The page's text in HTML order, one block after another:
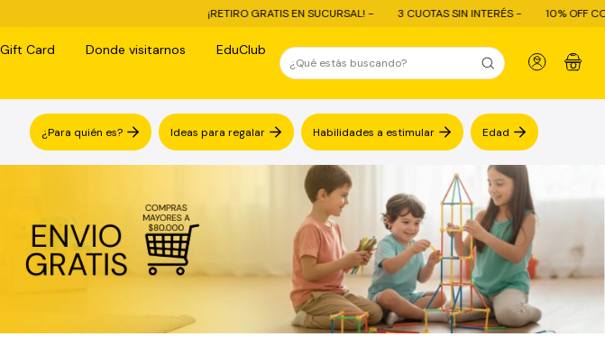
¡RETIRO GRATIS EN SUCURSAL! - 3 CUOTAS SIN INTERÉS - 10% OFF CON TRANSFERENCIA -
Gift Card Donde visitarnos
EduClub
0
¿Para quién es? Ideas para regalar Habilidades a estimular Edad